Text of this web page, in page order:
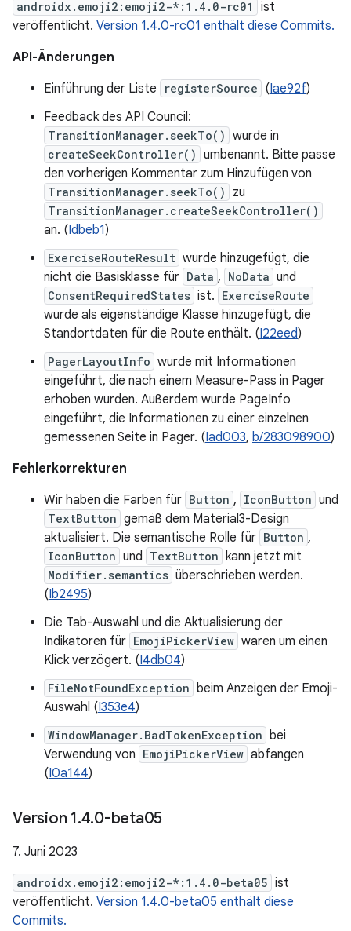
androidx.emoji2:emoji2-*:1.4.0-rc01
ist
veröffentlicht. Version 1.4.0-rc01 enthält diese Commits.
API-Änderungen
Einführung der Liste
registerSource (Iae92f)
Feedback des API Council:
TransitionManager.seekTo() wurde in
createSeekController() umbenannt. Bitte passe
den vorherigen Kommentar zum Hinzufügen von
TransitionManager.seekTo() zu
TransitionManager.createSeekController()
an. (Idbeb1)
ExerciseRouteResult wurde hinzugefügt, die
nicht die Basisklasse für Data , NoData und
ConsentRequiredStates ist. ExerciseRoute
wurde als eigenständige Klasse hinzugefügt, die
Standortdaten für die Route enthält. (I22eed)
PagerLayoutInfo wurde mit Informationen
eingeführt, die nach einem Measure-Pass in Pager
erhoben wurden. Außerdem wurde PageInfo
eingeführt, die Informationen zu einer einzelnen
gemessenen Seite in Pager. (Iad003, b/283098900)
Fehlerkorrekturen
Wir haben die Farben für Button , IconButton und
TextButton gemäß dem Material3-Design
aktualisiert. Die semantische Rolle für Button ,
IconButton und TextButton kann jetzt mit
Modifier.semantics überschrieben werden.
(Ib2495)
Die Tab-Auswahl und die Aktualisierung der
Indikatoren für EmojiPickerView waren um einen
Klick verzögert. (I4db04)
FileNotFoundException beim Anzeigen der Emoji-
Auswahl (I353e4)
WindowManager.BadTokenException bei
Verwendung von EmojiPickerView abfangen
(I0a144)
Version 1.4.0-beta05
7. Juni 2023
androidx.emoji2:emoji2-*:1.4.0-beta05 ist
veröffentlicht. Version 1.4.0-beta05 enthält diese
Commits.